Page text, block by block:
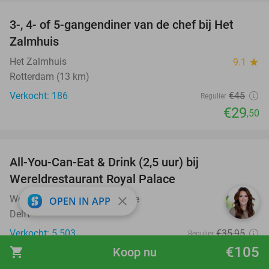
shopping_cart €105
Koop nu
34%
3-, 4- of 5-gangendiner van de chef bij Het
Zalmhuis
Het Zalmhuis 9.1 star
Rotterdam (13 km)
Verkocht: 186
Regulier €45
€29,50
All-You-Can-Eat & Drink (2,5 uur) bij
Wereldrestaurant Royal Palace
Wereldrestaurant Royal Palace 9.0star
Delft
Verkocht: 5.503
Regulier €35,95
€30,95
OPEN IN APP close